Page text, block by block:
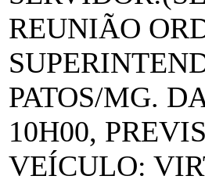
REUNIÃO
PATOS/MG.
10H00,
VEÍCULO: